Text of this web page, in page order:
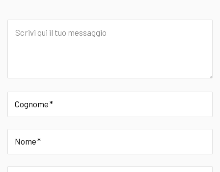
Scrivi
Cognome
Nome